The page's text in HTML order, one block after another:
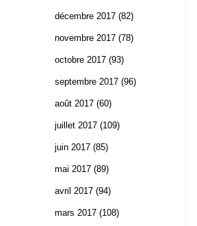
décembre 2017 (82)
novembre 2017 (78)
octobre 2017 (93)
septembre 2017 (96)
août 2017 (60)
juillet 2017 (109)
juin 2017 (85)
mai 2017 (89)
avril 2017 (94)
mars 2017 (108)